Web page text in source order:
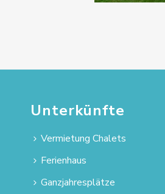
Unterkünfte
Vermietung Chalets
Ferienhaus
Ganzjahresplätze